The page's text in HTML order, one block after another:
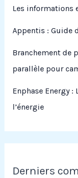
Les informations
Appentis : Guide
Branchement de
parallèle pour
Enphase Energy
l’énergie
Derniers